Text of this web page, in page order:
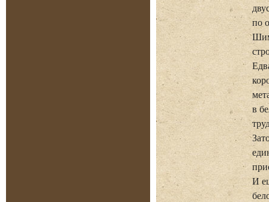
по
в
И